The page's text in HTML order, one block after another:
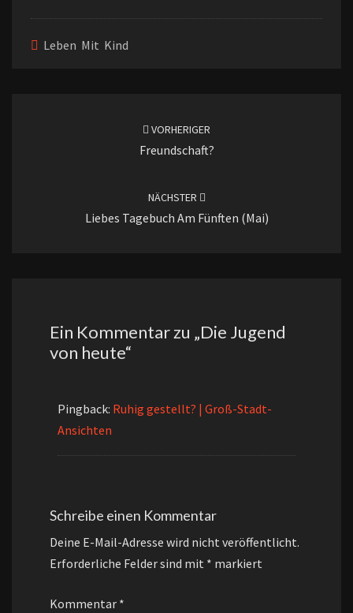
Leben Mit Kind
VORHERIGER
Freundschaft?
NÄCHSTER
Liebes Tagebuch Am Fünften (Mai)
Ein Kommentar zu „Die Jugend
von heute“
Pingback: Ruhig gestellt? | Groß-Stadt-
Ansichten
Schreibe einen Kommentar
Deine E-Mail-Adresse wird nicht veröffentlicht.
Erforderliche Felder sind mit * markiert
Kommentar *